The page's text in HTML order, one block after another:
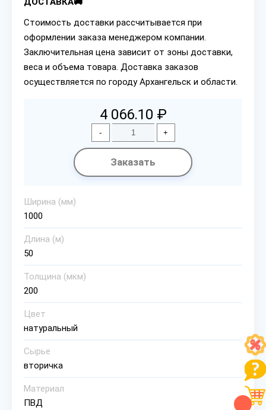
Стоимость доставки рассчитывается при
оформлении заказа менеджером компании.
Заключительная цена зависит от зоны доставки,
веса и объема товара. Доставка заказов
осуществляется по городу Архангельск и области.
4 066.10 ₽
- +
Заказать
Ширина (мм)
1000
Длина (м)
50
Толщина (мкм)
200
Цвет
натуральный
Сырье
вторичка
Материал
ПВД